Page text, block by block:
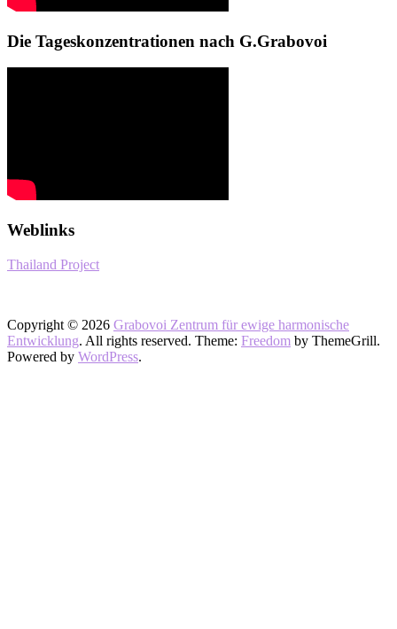
Die Tageskonzentrationen nach G.Grabovoi
Weblinks
Thailand Project
Copyright © 2026 Grabovoi Zentrum für ewige harmonische
Entwicklung. All rights reserved. Theme: Freedom by ThemeGrill.
Powered by WordPress.